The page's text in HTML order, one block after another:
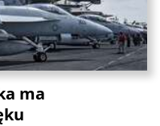
ma